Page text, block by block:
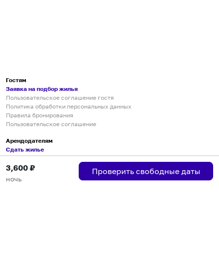
3,600 ₽
ночь
Проверить свободные даты
Гостям
Заявка на подбор жилья
Пользовательское соглашение гостя
Политика обработки персональных данных
Правила бронирования
Пользовательское соглашение
Арендодателям
Сдать жилье
Пользовательское соглашение
Правила публикации объявлений